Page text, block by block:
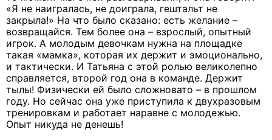
«Я не наигралась, не доиграла, гештальт не
закрыла!» На что было сказано: есть желание –
возвращайся. Тем более она – взрослый, опытный
игрок. А молодым девочкам нужна на площадке
такая «мамка», которая их держит и эмоционально,
и тактически. И Татьяна с этой ролью великолепно
справляется, второй год она в команде. Держит
тылы! Физически ей было сложновато – в прошлом
году. Но сейчас она уже приступила к двухразовым
тренировкам и работает наравне с молодежью.
Опыт никуда не денешь!